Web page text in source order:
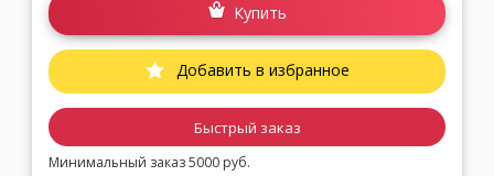
Купить
Добавить в избранное
Быстрый заказ
Минимальный заказ 5000 руб.